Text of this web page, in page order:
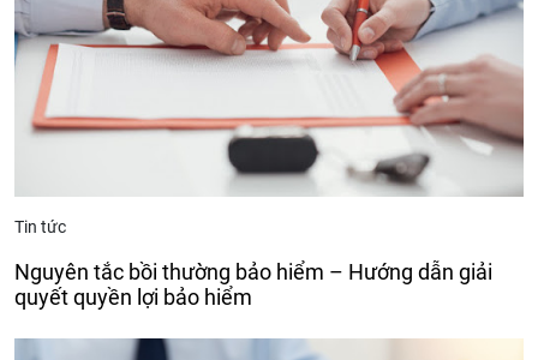
Tin tức
Nguyên tắc bồi thường bảo hiểm – Hướng dẫn giải
quyết quyền lợi bảo hiểm